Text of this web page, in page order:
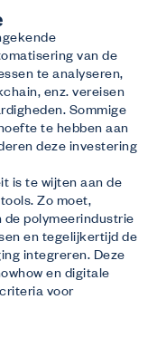
van de
te analyseren,
enz. vereisen
Sommige
te hebben aan
deze investering
is te wijten aan de
Zo moet,
de polymeerindustrie
en tegelijkertijd de
integreren. Deze
en digitale
voor